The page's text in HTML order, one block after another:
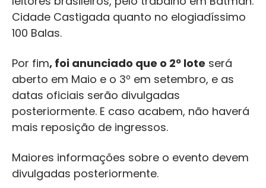
Cidade Castigada quanto no elogiadíssimo
100 Balas.
Por fim, foi anunciado que o 2º lote será
aberto em Maio e o 3º em setembro, e as
datas oficiais serão divulgadas
posteriormente. E caso acabem, não haverá
mais reposição de ingressos.
Maiores informações sobre o evento devem
divulgadas posteriormente.